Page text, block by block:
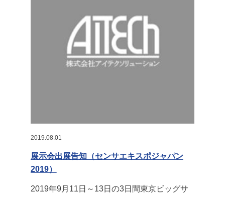
「Sensormate」「APM」のカタログは下記
よりダウンロードください。※各社の会社概
要はお問い合わせください。
2019.08.01
展示会出展告知（センサエキスポジャパン
2019）
2019年9月11日～13日の3日間東京ビッグサ